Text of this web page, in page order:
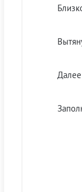
Далее